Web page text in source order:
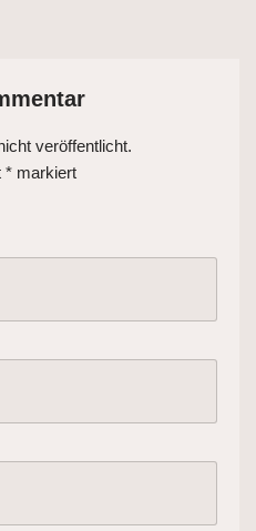
veröffentlicht.
* markiert